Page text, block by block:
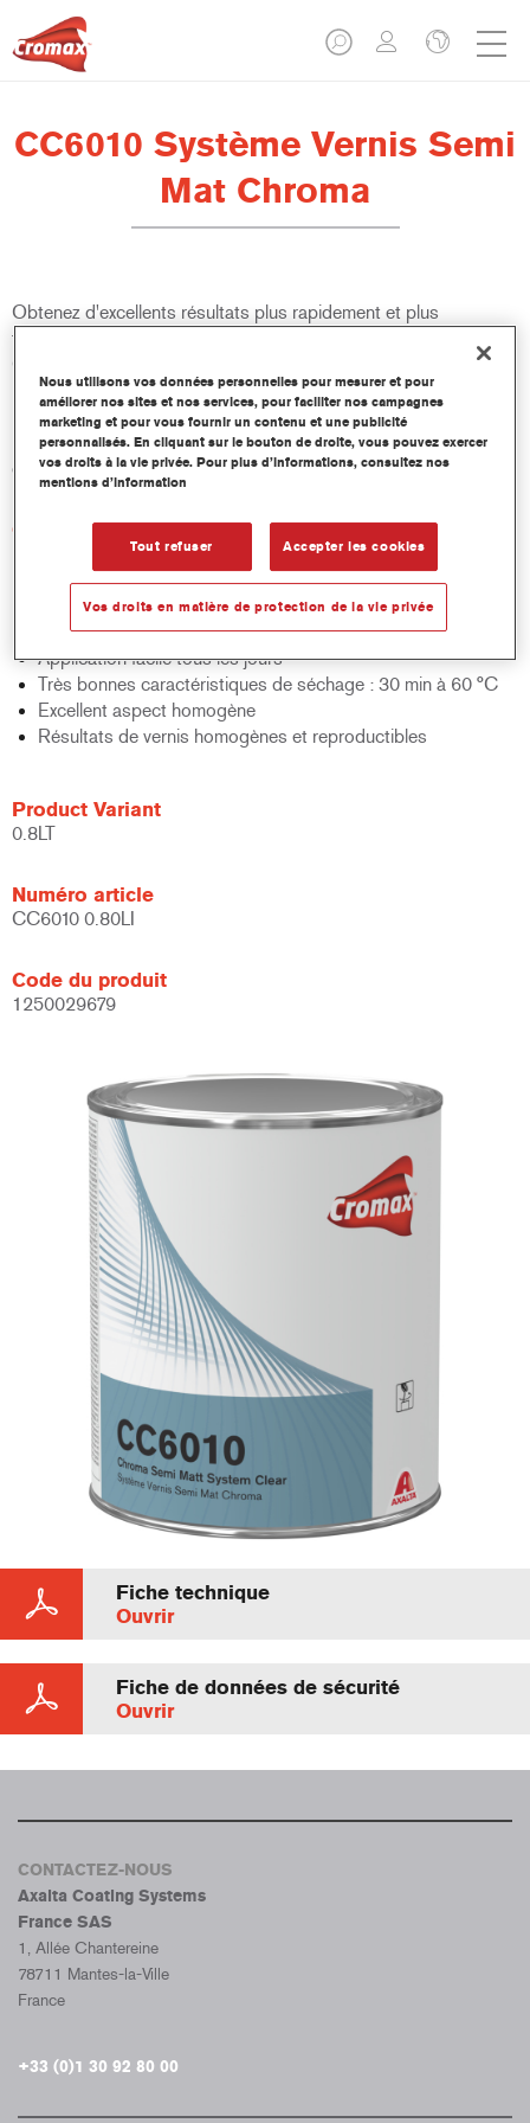
CC6010 Système Vernis Semi
Mat Chroma
Obtenez d'excellents résultats plus rapidement et plus
facilement que jamais. CC6020 Système Vernis Mat Chroma et
CC6010 Système Vernis Semi Mat Chroma s'adaptent à toutes
les réparations de finition mate, même pour les niveaux de
brillance ultra-faibles. Avec des temps de séchage nettement
plus courts, ce système, le meilleur de sa catégorie, augmente
également la productivité de l'atelier de carrosserie.
Caractéristiques du produit
Convient pour la réparation de teintes OEM modernes et
ultra-mates
Large gamme de niveaux de brillance de 5 à 65 unités de
brillance à 60°
Application facile tous les jours
Très bonnes caractéristiques de séchage : 30 min à 60 °C
Excellent aspect homogène
Résultats de vernis homogènes et reproductibles
Product Variant
0.8LT
Numéro article
CC6010 0.80LI
Code du produit
1250029679
Fiche technique
Ouvrir
Fiche de données de sécurité
Ouvrir
CONTACTEZ-NOUS
Axalta Coating Systems
France SAS
1, Allée Chantereine
78711 Mantes-la-Ville
France
+33 (0)1 30 92 80 00
Nous utilisons vos données personnelles pour mesurer et pour
améliorer nos sites et nos services, pour faciliter nos campagnes
marketing et pour vous fournir un contenu et une publicité
personnalisés. En cliquant sur le bouton de droite, vous pouvez exercer
vos droits à la vie privée. Pour plus d’informations, consultez nos
mentions d’information
Tout refuser Accepter les cookies
Vos droits en matière de protection de la vie privée